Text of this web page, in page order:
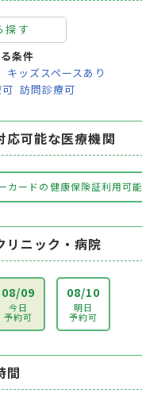
探す
条件
キッズスペースあり
訪問診療可
応可能な医療機関
カードの健康保険証利用可能
リニック・病院
08/09
今日
予約可
08/10
明日
予約可
間